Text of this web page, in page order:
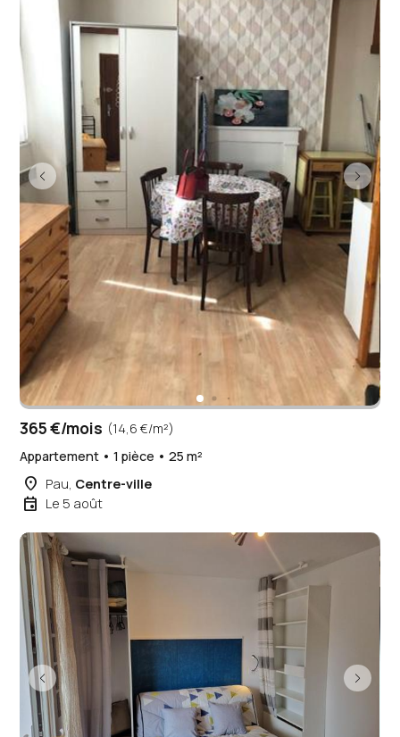
365 €/mois (14,6 €/m²)
Appartement • 1 pièce • 25 m²
place Pau, Centre-ville
event Le 5 août